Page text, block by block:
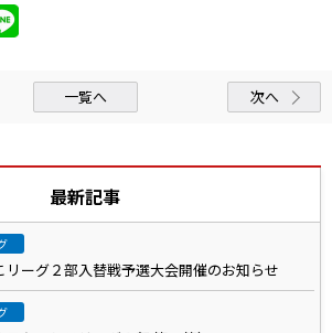
一覧へ 次へ
最新記事
リーグ２部入替戦予選大会開催のお知らせ